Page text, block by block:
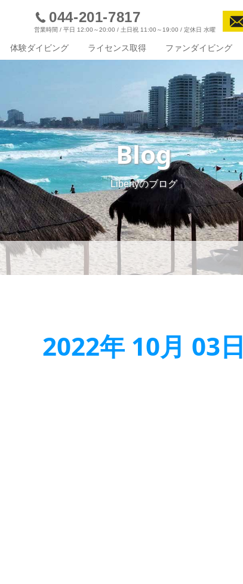
044-201-7817
営業時間 / 平日 12:00～20:00 / 土日祝 11:00～19:00 / 定休日 水曜
体験ダイビング ライセンス取得 ファンダイビング
Blog
Libertyのブログ
2022年 10月 03日